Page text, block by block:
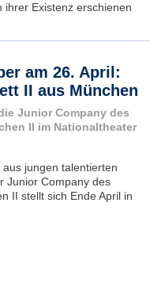
ihrer Existenz erschienen
am 26. April:
II aus München
Junior Company des
II im Nationaltheater
jungen talentierten
Junior Company des
II stellt sich Ende April in